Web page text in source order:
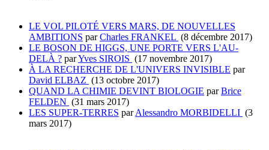
LE VOL PILOTÉ VERS MARS, DE NOUVELLES
AMBITIONS parCharles FRANKEL (8 décembre 2017)
LE BOSON DE HIGGS, UNE PORTE VERS L'AU-
DELÀ ? parYves SIROIS (17 novembre 2017)
À LA RECHERCHE DE L'UNIVERS INVISIBLE par
David ELBAZ (13 octobre 2017)
QUAND LA CHIMIE DEVINT BIOLOGIE parBrice
FELDEN (31 mars 2017)
LES SUPER-TERRES parAlessandro MORBIDELLI (3
mars 2017)